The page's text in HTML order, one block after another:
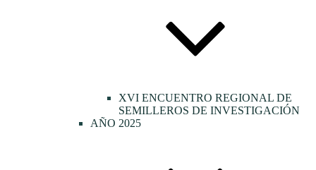
XVI ENCUENTRO REGIONAL DE
SEMILLEROS DE INVESTIGACIÓN
AÑO 2025